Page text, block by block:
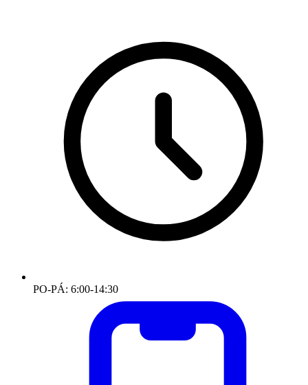
PO-PÁ: 6:00-14:30